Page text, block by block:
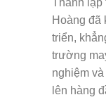
Thành lập
Hoàng đã
triển,
trường
nghiệm
lên hàng